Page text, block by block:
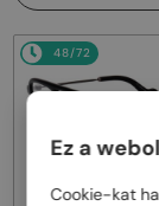
48/72
Ez a
Cookie-kat